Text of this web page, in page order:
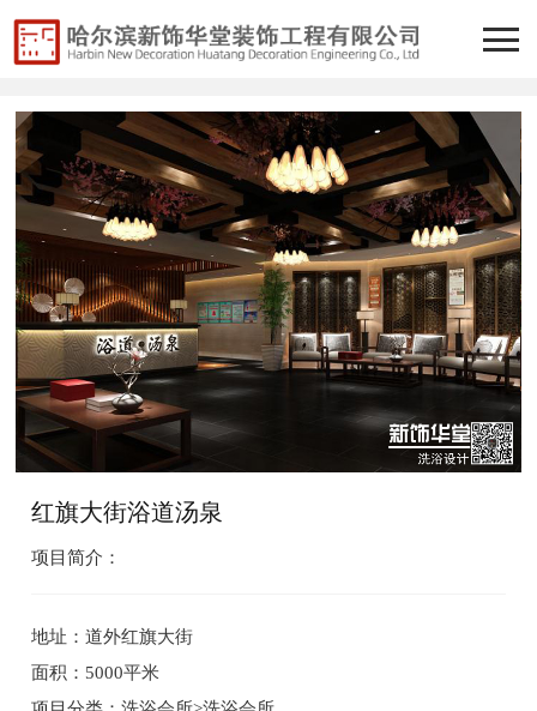
红旗大街浴道汤泉
项目简介：
地址：道外红旗大街
面积：5000平米